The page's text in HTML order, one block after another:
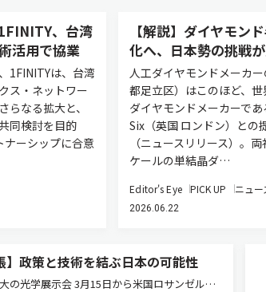
、台湾
活用で協業
1FINITYは、台湾
ス・ネットワー
らなる拡大と、
同検討を目的
ナーシップに合意
【解説】ダイヤモン
化へ、日本勢の挑戦
人工ダイヤモンドメーカ
都足立区）はこのほど、
ダイヤモンドメーカーで
Six（英国 ロンドン）との
（ニュースリリース）。
ケールの単結晶ダ…
Editor's Eye PICK UP ニュー
2026.06.22
】政策と技術を結ぶ日本の可能性
の光学展示会 3月15日から米国ロサンゼルス